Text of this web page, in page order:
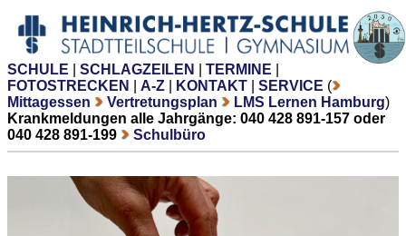
SCHULE SCHLAGZEILEN TERMINE
FOTOSTRECKEN
A-Z KONTAKT SERVICE (
Mittagessen
Vertretungsplan LMS Lernen Hamburg)
Krankmeldungen alle Jahrgänge: 040 428 891-157 oder
040 428 891-199
Schulbüro